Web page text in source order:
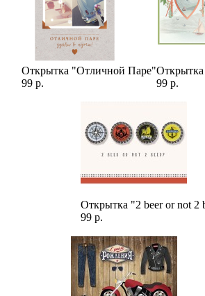
Открытка "Отличной Паре"
99 р.
99 р.
Открытка "2 beer or not 2
99 р.